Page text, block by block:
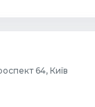
Повіртрофлотский проспект 64, Київ